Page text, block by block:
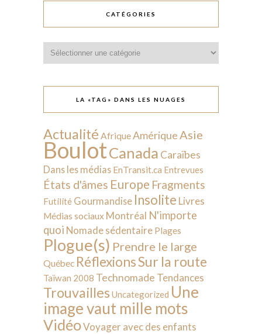
CATÉGORIES
LA «TAG» DANS LES NUAGES
Actualité AfriqueAmérique Asie
BoulotCanada Caraïbes
Dans les médias EnTransit.ca Entrevues
États d'âmes Europe Fragments
Futilité Gourmandise Insolite Livres
Médias sociaux Montréal N'importe
quoi Nomade sédentaire Plages
Plogue(s) Prendre le large
Québec RéflexionsSur la route
Taïwan 2008 Technomade Tendances
Trouvailles Uncategorized Une
image vaut mille mots
VidéoVoyager avec des enfants